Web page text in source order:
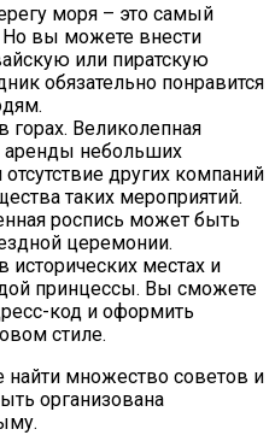
моря – это самый
Но вы можете внести
или пиратскую
обязательно понравится
Великолепная
аренды небольших
других компаний
таких мероприятий.
роспись может быть
церемонии.
местах и
принцессы. Вы сможете
код и оформить
стиле.
множество советов и
организована